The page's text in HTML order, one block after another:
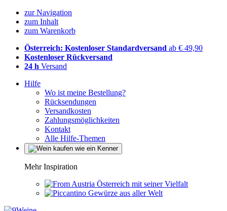
zur Navigation
zum Inhalt
zum Warenkorb
Österreich: Kostenloser Standardversand ab € 49,90
Kostenloser Rückversand
24 h Versand
Hilfe
Wo ist meine Bestellung?
Rücksendungen
Versandkosten
Zahlungsmöglichkeiten
Kontakt
Alle Hilfe-Themen
Mehr Inspiration
Österreich mit seiner Vielfalt
Gewürze aus aller Welt